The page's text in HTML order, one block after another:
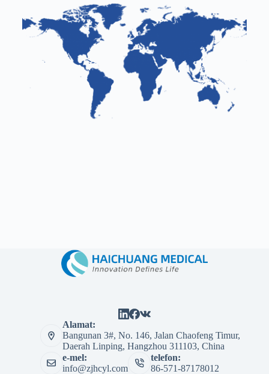
Alamat:
Bangunan 3#, No. 146, Jalan Chaofeng Timur,
Daerah Linping, Hangzhou 311103, China
e-mel:
info@zjhcyl.com
telefon:
86-571-87178012